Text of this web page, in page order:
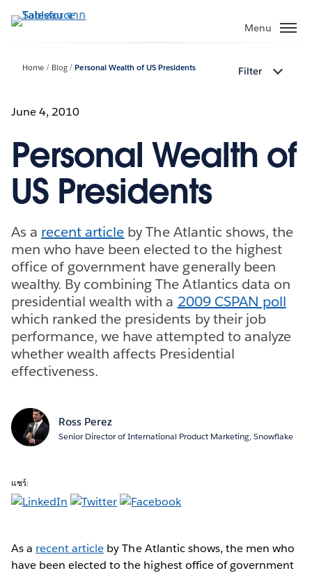
ไป
Menu
Home Blog Personal Wealth of US Presidents Filter
June 4, 2010
Personal Wealth of
US Presidents
As a recent article by The Atlantic shows, the
men who have been elected to the highest
office of government have generally been
wealthy. By combining The Atlantics data on
presidential wealth with a 2009 CSPAN poll
which ranked the presidents by their job
performance, we have attempted to analyze
whether wealth affects Presidential
effectiveness.
Ross Perez
Senior Director of International Product Marketing, Snowflake
แชร์:
As a recent article by The Atlantic shows, the men who
have been elected to the highest office of government